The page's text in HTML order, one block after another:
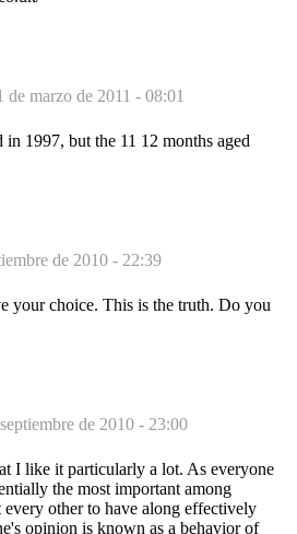
de marzo de 2011 - 08:01
in 1997, but the 11 12 months aged
de 2010 - 22:39
your choice. This is the truth. Do you
de 2010 - 23:00
I like it particularly a lot. As everyone
the most important among
other to have along effectively
opinion is known as a behavior of